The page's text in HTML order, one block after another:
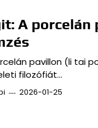
A porcelán
pavillon (li tai
filozófiát…
2026-01-25